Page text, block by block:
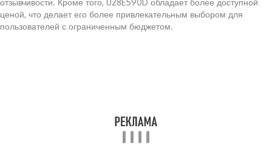
отзывчивости. Кроме того, U28E590D обладает более доступной
ценой, что делает его более привлекательным выбором для
пользователей с ограниченным бюджетом.